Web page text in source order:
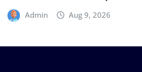
Admin Aug 9, 2026